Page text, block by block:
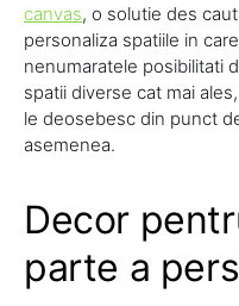
canvas, o solutie des
personaliza spatiile in
nenumaratele posibilitati
spatii diverse cat mai
le deosebesc din punct
asemenea.
Decor
parte a